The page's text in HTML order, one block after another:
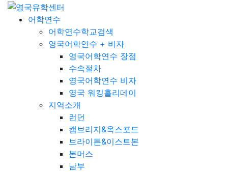
어학연수
어학연수학교검색
영국어학연수 + 비자
영국어학연수 장점
수속절차
영국어학연수 비자
영국 워킹홀리데이
지역소개
런던
캠브리지&옥스포드
브라이튼&이스트본
본머스
남부